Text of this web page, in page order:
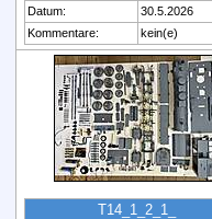
Datum:
30.5.2026
Kommentare:
kein(e)
T14_1_2_1_